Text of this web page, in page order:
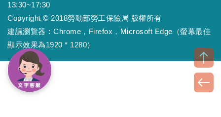
13:30~17:30
Copyright © 2018勞動部勞工保險局 版權所有
建議瀏覽器：Chrome，Firefox，Microsoft Edge（螢幕最佳
顯示效果為1920 * 1280）